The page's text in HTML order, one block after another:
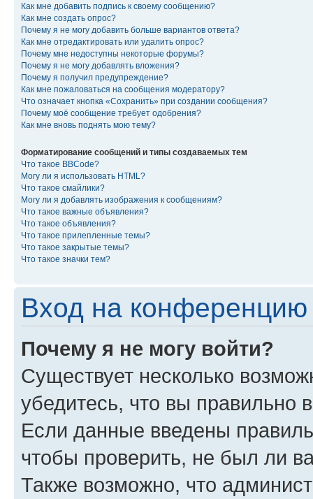
Как мне добавить подпись к своему сообщению?
Как мне создать опрос?
Почему я не могу добавить больше вариантов ответа?
Как мне отредактировать или удалить опрос?
Почему мне недоступны некоторые форумы?
Почему я не могу добавлять вложения?
Почему я получил предупреждение?
Как мне пожаловаться на сообщения модератору?
Что означает кнопка «Сохранить» при создании сообщения?
Почему моё сообщение требует одобрения?
Как мне вновь поднять мою тему?
Форматирование сообщений и типы создаваемых тем
Что такое BBCode?
Могу ли я использовать HTML?
Что такое смайлики?
Могу ли я добавлять изображения к сообщениям?
Что такое важные объявления?
Что такое объявления?
Что такое прилепленные темы?
Что такое закрытые темы?
Что такое значки тем?
Вход на конференцию
Почему я не могу войти?
Существует несколько
убедитесь, что вы правильно
Если данные введены
чтобы проверить, не был ли
Также возможно, что